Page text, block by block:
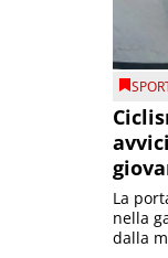
La
nella
dalla